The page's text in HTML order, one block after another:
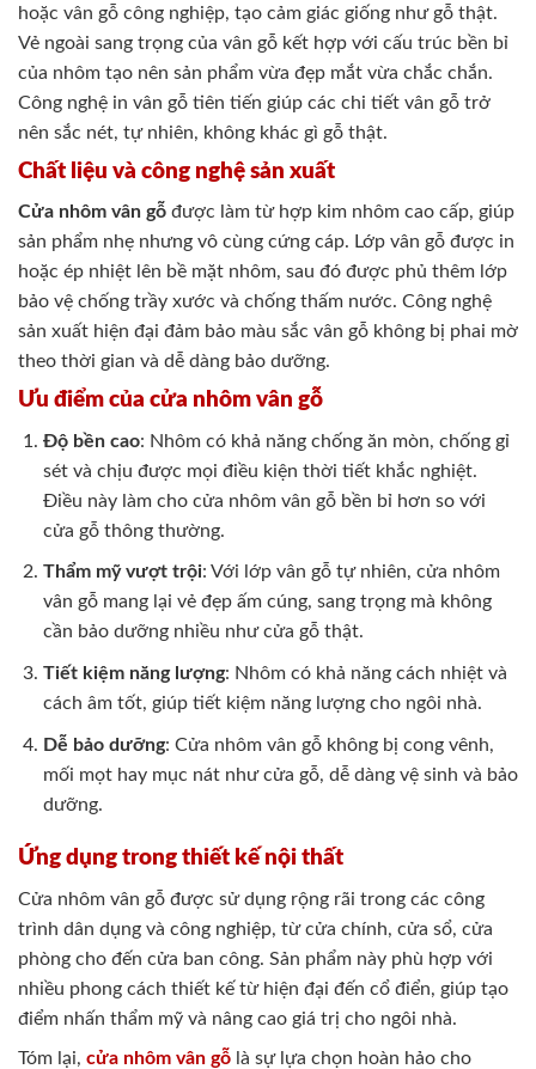
hoặc vân gỗ công nghiệp, tạo cảm giác giống như gỗ thật.
Vẻ ngoài sang trọng của vân gỗ kết hợp với cấu trúc bền bỉ
của nhôm tạo nên sản phẩm vừa đẹp mắt vừa chắc chắn.
Công nghệ in vân gỗ tiên tiến giúp các chi tiết vân gỗ trở
nên sắc nét, tự nhiên, không khác gì gỗ thật.
Chất liệu và công nghệ sản xuất
Cửa nhôm vân gỗ được làm từ hợp kim nhôm cao cấp, giúp
sản phẩm nhẹ nhưng vô cùng cứng cáp. Lớp vân gỗ được in
hoặc ép nhiệt lên bề mặt nhôm, sau đó được phủ thêm lớp
bảo vệ chống trầy xước và chống thấm nước. Công nghệ
sản xuất hiện đại đảm bảo màu sắc vân gỗ không bị phai mờ
theo thời gian và dễ dàng bảo dưỡng.
Ưu điểm của cửa nhôm vân gỗ
Độ bền cao: Nhôm có khả năng chống ăn mòn, chống gỉ
sét và chịu được mọi điều kiện thời tiết khắc nghiệt.
Điều này làm cho cửa nhôm vân gỗ bền bỉ hơn so với
cửa gỗ thông thường.
Thẩm mỹ vượt trội: Với lớp vân gỗ tự nhiên, cửa nhôm
vân gỗ mang lại vẻ đẹp ấm cúng, sang trọng mà không
cần bảo dưỡng nhiều như cửa gỗ thật.
Tiết kiệm năng lượng: Nhôm có khả năng cách nhiệt và
cách âm tốt, giúp tiết kiệm năng lượng cho ngôi nhà.
Dễ bảo dưỡng: Cửa nhôm vân gỗ không bị cong vênh,
mối mọt hay mục nát như cửa gỗ, dễ dàng vệ sinh và bảo
dưỡng.
Ứng dụng trong thiết kế nội thất
Cửa nhôm vân gỗ được sử dụng rộng rãi trong các công
trình dân dụng và công nghiệp, từ cửa chính, cửa sổ, cửa
phòng cho đến cửa ban công. Sản phẩm này phù hợp với
nhiều phong cách thiết kế từ hiện đại đến cổ điển, giúp tạo
điểm nhấn thẩm mỹ và nâng cao giá trị cho ngôi nhà.
Tóm lại, cửa nhôm vân gỗ là sự lựa chọn hoàn hảo cho